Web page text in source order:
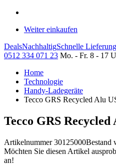
Weiter einkaufen
DealsNachhaltigSchnelle Lieferung
0512 334 071 23 Mo. - Fr. 8 - 17
Home
Technologie
Handy-Ladegeräte
Tecco GRS Recycled Alu
Tecco GRS
Artikelnummer 30125000Bestand
Möchten Sie diesen Artikel
an!